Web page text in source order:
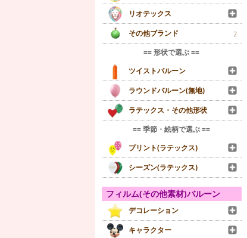
リオテックス
その他ブランド
2
== 形状で選ぶ ==
ツイストバルーン
ラウンドバルーン(無地)
ラテックス・その他形状
== 季節・絵柄で選ぶ ==
プリント(ラテックス)
シーズン(ラテックス)
フィルム(その他素材)バルーン
デコレーション
キャラクター